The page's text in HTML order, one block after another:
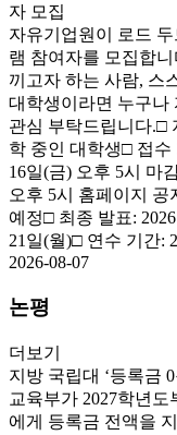
자 모집
자유기업원이 로드 두
램 참여자를 모집합
끼고자 하는 사람, 스
대학생이라면 누구나
관심 부탁드립니다.□
학 중인 대학생□ 접수
16일(금) 오후 5시 마
오후 5시 홈페이지 공
예정□ 최종 발표:
21일(월)□ 연수 기간:
2026-08-07
논평
더보기
지방 국립대 ‘등록금
교육부가 2027학년
에게 등록금 전액을